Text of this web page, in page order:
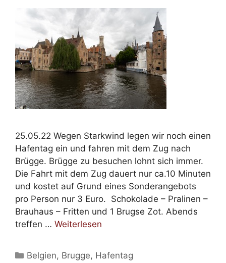
25.05.22 Wegen Starkwind legen wir noch einen
Hafentag ein und fahren mit dem Zug nach
Brügge. Brügge zu besuchen lohnt sich immer.
Die Fahrt mit dem Zug dauert nur ca.10 Minuten
und kostet auf Grund eines Sonderangebots
pro Person nur 3 Euro. Schokolade – Pralinen –
Brauhaus – Fritten und 1 Brugse Zot. Abends
treffen … Weiterlesen
Kategorien
Belgien, Brugge, Hafentag